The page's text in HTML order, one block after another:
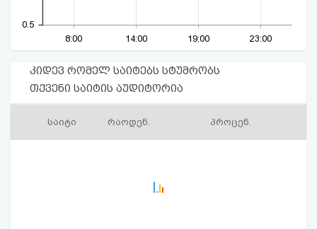
8:00 14:00 19:00 23:00
0.5
კიდევ რომელ საიტებს სტუმრობს
თქვენი საიტის აუდიტორია
საიტი რაოდენ. პროცენ.